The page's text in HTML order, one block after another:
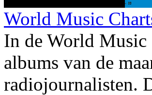
World Music
In de World Music
albums van de
radiojournalisten.